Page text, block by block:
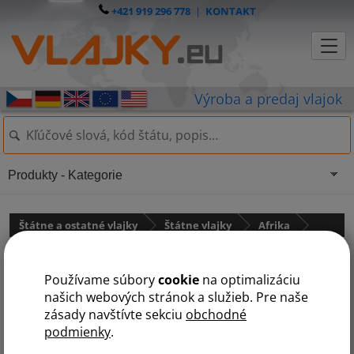
Používame súborycookie na optimalizáciu
našich webových stránok a služieb. Pre naše
zásady navštívte sekciu obchodné
podmienky.
+421 919 296 778| KONTAKT
Štátne a ostatné vlajky Štátne vlajky Afrika
Produkty - Kategorie